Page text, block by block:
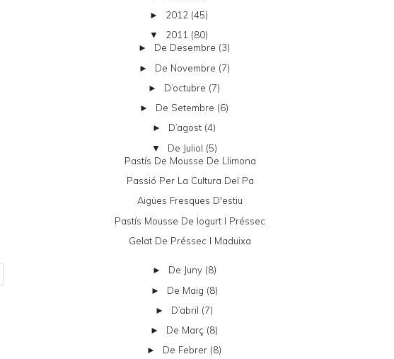
► 2012 (45)
▼ 2011 (80)
► De Desembre (3)
► De Novembre (7)
► D’octubre (7)
► De Setembre (6)
► D’agost (4)
▼ De Juliol (5)
Pastís De Mousse De Llimona
Passió Per La Cultura Del Pa
Aigües Fresques D'estiu
Pastís Mousse De Iogurt I Préssec
Gelat De Préssec I Maduixa
► De Juny (8)
► De Maig (8)
► D’abril (7)
► De Març (8)
► De Febrer (8)